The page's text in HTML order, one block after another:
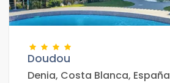
Doudou
Denia, Costa Blanca, España